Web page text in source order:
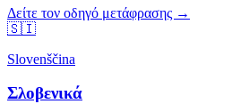
Δείτε τον οδηγό μετάφρασης →
🇸🇮
Slovenščina
Σλοβενικά